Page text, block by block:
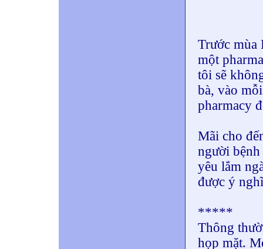
Trước mùa
một
tôi sẽ
bà, vào
pharmacy
Mãi cho
người
yêu lắm
được ý
*****
Thông
họp mặt.